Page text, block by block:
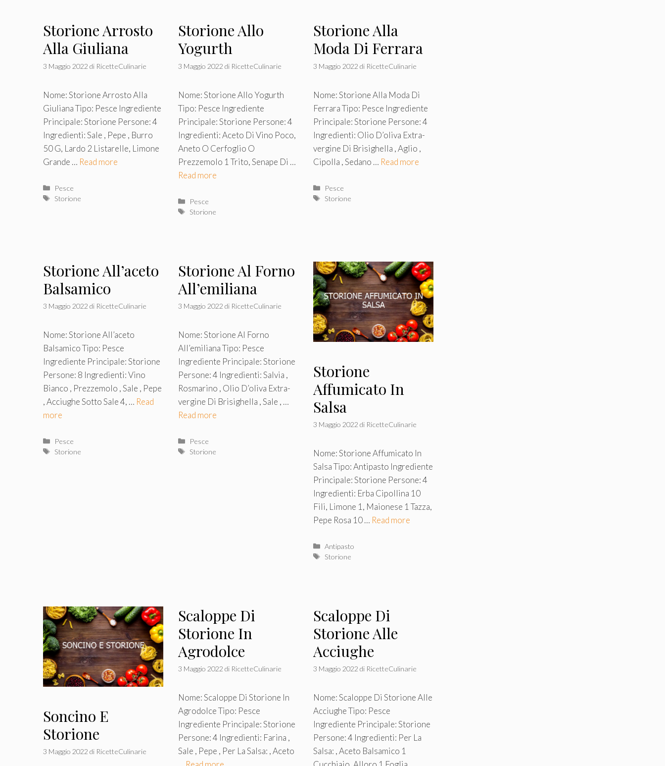
Storione Arrosto
Alla Giuliana
3 Maggio 2022 di RicetteCulinarie
Nome: Storione Arrosto Alla
Giuliana Tipo: Pesce Ingrediente
Principale: Storione Persone: 4
Ingredienti: Sale , Pepe , Burro
50 G, Lardo 2 Listarelle, Limone
Grande … Read more
Categorie
Pesce
Tag
Storione
Storione Allo
Yogurth
3 Maggio 2022 di RicetteCulinarie
Nome: Storione Allo Yogurth
Tipo: Pesce Ingrediente
Principale: Storione Persone: 4
Ingredienti: Aceto Di Vino Poco,
Aneto O Cerfoglio O
Prezzemolo 1 Trito, Senape Di …
Read more
Categorie
Pesce
Tag
Storione
Storione Alla
Moda Di Ferrara
3 Maggio 2022 di RicetteCulinarie
Nome: Storione Alla Moda Di
Ferrara Tipo: Pesce Ingrediente
Principale: Storione Persone: 4
Ingredienti: Olio D’oliva Extra-
vergine Di Brisighella , Aglio ,
Cipolla , Sedano … Read more
Categorie
Pesce
Tag
Storione
Storione All’aceto
Balsamico
3 Maggio 2022 di RicetteCulinarie
Nome: Storione All’aceto
Balsamico Tipo: Pesce
Ingrediente Principale: Storione
Persone: 8 Ingredienti: Vino
Bianco , Prezzemolo , Sale , Pepe
, Acciughe Sotto Sale 4, … Read
more
Categorie
Pesce
Tag
Storione
Storione Al Forno
All’emiliana
3 Maggio 2022 di RicetteCulinarie
Nome: Storione Al Forno
All’emiliana Tipo: Pesce
Ingrediente Principale: Storione
Persone: 4 Ingredienti: Salvia ,
Rosmarino , Olio D’oliva Extra-
vergine Di Brisighella , Sale , …
Read more
Categorie
Pesce
Tag
Storione
Storione
Affumicato In
Salsa
3 Maggio 2022 di RicetteCulinarie
Nome: Storione Affumicato In
Salsa Tipo: Antipasto Ingrediente
Principale: Storione Persone: 4
Ingredienti: Erba Cipollina 10
Fili, Limone 1, Maionese 1 Tazza,
Pepe Rosa 10 … Read more
Categorie
Antipasto
Tag
Storione
Soncino E
Storione
3 Maggio 2022 di RicetteCulinarie
Scaloppe Di
Storione In
Agrodolce
3 Maggio 2022 di RicetteCulinarie
Nome: Scaloppe Di Storione In
Agrodolce Tipo: Pesce
Ingrediente Principale: Storione
Persone: 4 Ingredienti: Farina ,
Sale , Pepe , Per La Salsa: , Aceto
Scaloppe Di
Storione Alle
Acciughe
3 Maggio 2022 di RicetteCulinarie
Nome: Scaloppe Di Storione Alle
Acciughe Tipo: Pesce
Ingrediente Principale: Storione
Persone: 4 Ingredienti: Per La
Salsa: , Aceto Balsamico 1